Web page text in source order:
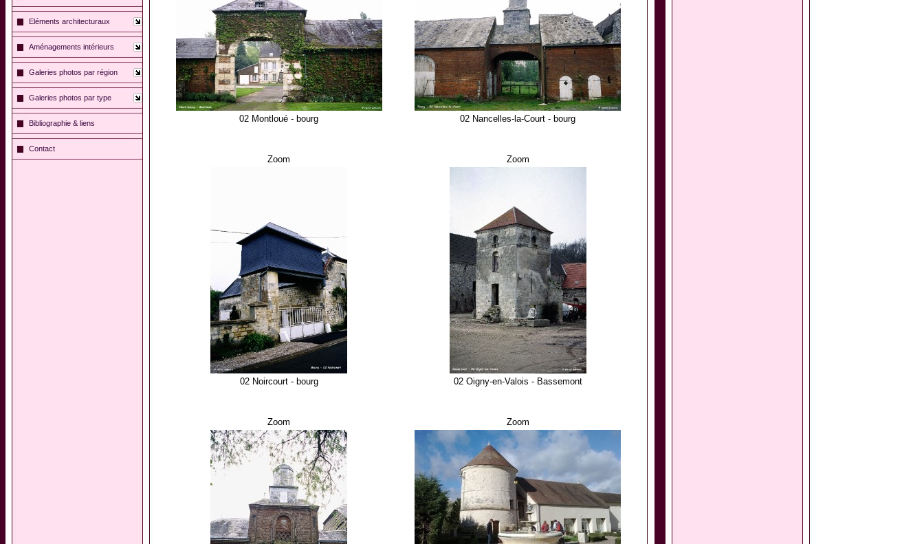
Eléments architecturaux
Aménagements intérieurs
Galeries photos par région
Galeries photos par type
Bibliographie & liens
Contact
02 Montloué - bourg 02 Nancelles-la-Court - bourg
Zoom
02 Noircourt - bourg
Zoom
02 Oigny-en-Valois - Bassemont
Zoom Zoom